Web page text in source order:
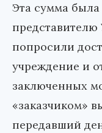
Эта сумма
попросили
учреждение и
заключенных
«заказчиком»
передавший